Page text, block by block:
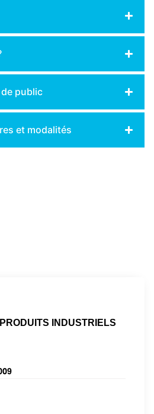
public
et modalités
INDUSTRIELS